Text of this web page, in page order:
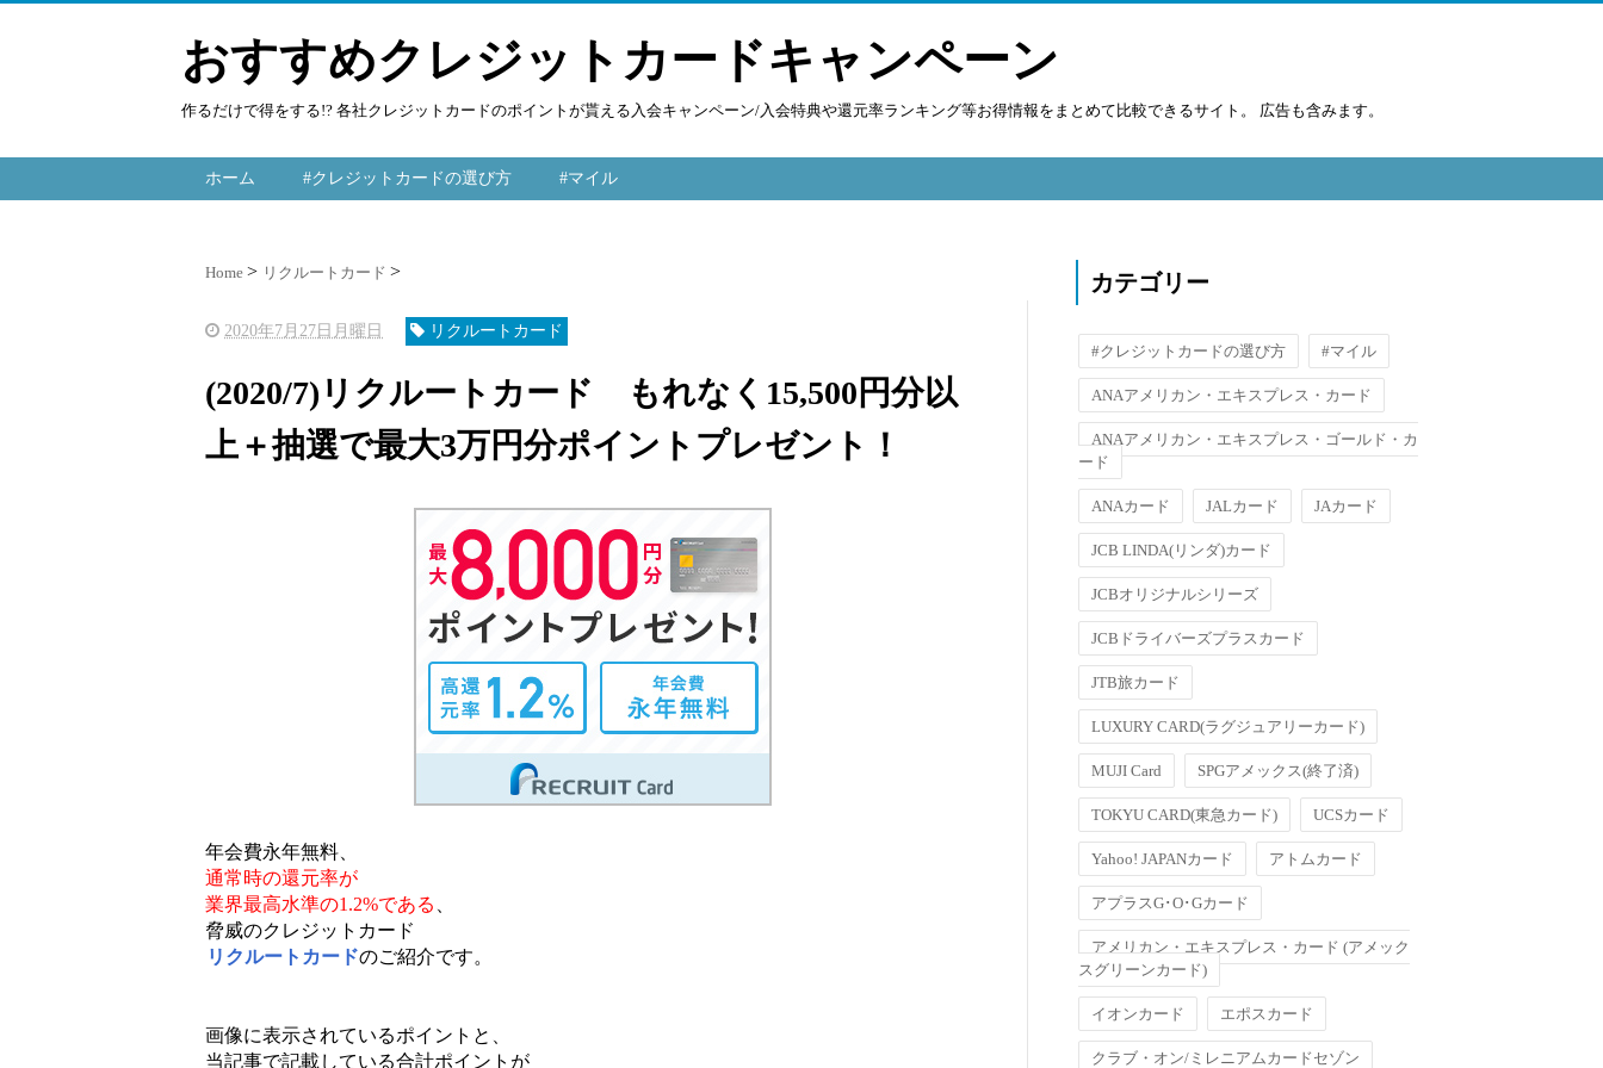
おすすめクレジットカードキャンペーン
作るだけで得をする!? 各社クレジットカードのポイントが貰える入会キャンペーン/入会特典や還元率ランキング等お得情報をまとめて比較できるサイト。 広告も含みます。
ホーム #クレジットカードの選び方 #マイル
Home リクルートカード
2020年7月27日月曜日 リクルートカード
(2020/7)リクルートカード もれなく15,500円分以
上＋抽選で最大3万円分ポイントプレゼント！
年会費永年無料、
通常時の還元率が
業界最高水準の1.2%である
脅威のクレジットカード
リクルートカードのご紹介です。
画像に表示されているポイントと、
当記事で記載している合計ポイントが
カテゴリー
#クレジットカードの選び方 #マイル
ANAアメリカン・エキスプレス・カード
ANAアメリカン・エキスプレス・ゴールド・カ
ード
ANAカード JALカード JAカード
JCB LINDA(リンダ)カード
JCBオリジナルシリーズ
JCBドライバーズプラスカード
JTB旅カード
LUXURY CARD(ラグジュアリーカード)
MUJI Card SPGアメックス(終了済)
TOKYU CARD(東急カード) UCSカード
Yahoo! JAPANカード アトムカード
アプラスG･O･Gカード
アメリカン・エキスプレス・カード (アメック
スグリーンカード)
イオンカード エポスカード
クラブ・オン/ミレニアムカードセゾン